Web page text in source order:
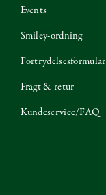
Events
Smiley-ordning
Fortrydelsesformular
Fragt & retur
Kundeservice/FAQ